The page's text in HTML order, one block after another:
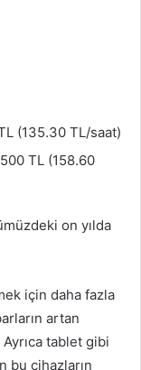
(135.30 TL/saat)
TL (158.60
on yılda
için daha fazla
artan
tablet gibi
bu cihazların